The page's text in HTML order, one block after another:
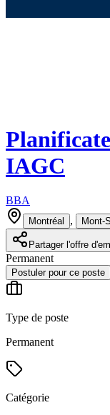
IAGC
BBA
Montréal , Mont-
Partager l'offre
Permanent
Postuler pour ce poste
Type de poste
Permanent
Catégorie